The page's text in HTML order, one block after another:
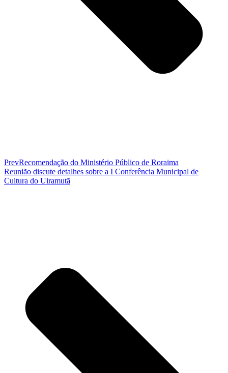
PrevRecomendação do Ministério Público de Roraima
Reunião discute detalhes sobre a I Conferência Municipal de
Cultura do Uiramutã